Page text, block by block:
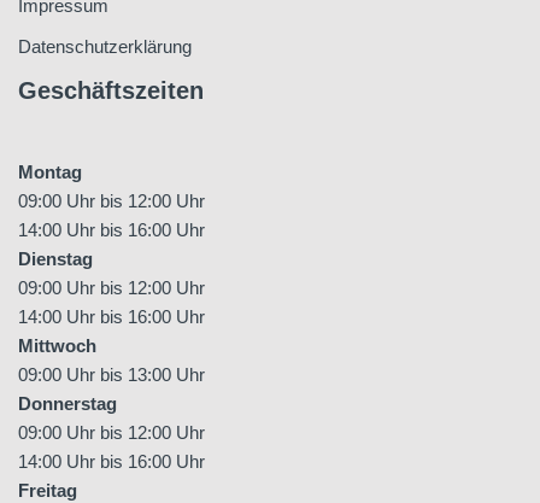
Impressum
Datenschutzerklärung
Geschäftszeiten
Montag
09:00 Uhr bis 12:00 Uhr
14:00 Uhr bis 16:00 Uhr
Dienstag
09:00 Uhr bis 12:00 Uhr
14:00 Uhr bis 16:00 Uhr
Mittwoch
09:00 Uhr bis 13:00 Uhr
Donnerstag
09:00 Uhr bis 12:00 Uhr
14:00 Uhr bis 16:00 Uhr
Freitag